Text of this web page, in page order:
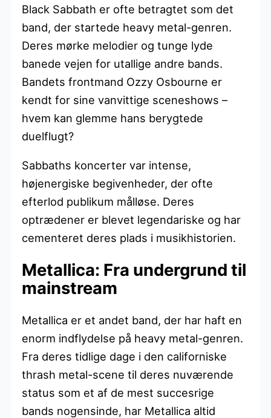
Black Sabbath er ofte betragtet som det
band, der startede heavy metal-genren.
Deres mørke melodier og tunge lyde
banede vejen for utallige andre bands.
Bandets frontmand Ozzy Osbourne er
kendt for sine vanvittige sceneshows –
hvem kan glemme hans berygtede
duelflugt?
Sabbaths koncerter var intense,
højenergiske begivenheder, der ofte
efterlod publikum målløse. Deres
optrædener er blevet legendariske og har
cementeret deres plads i musikhistorien.
Metallica: Fra undergrund til
mainstream
Metallica er et andet band, der har haft en
enorm indflydelse på heavy metal-genren.
Fra deres tidlige dage i den californiske
thrash metal-scene til deres nuværende
status som et af de mest succesrige
bands nogensinde, har Metallica altid